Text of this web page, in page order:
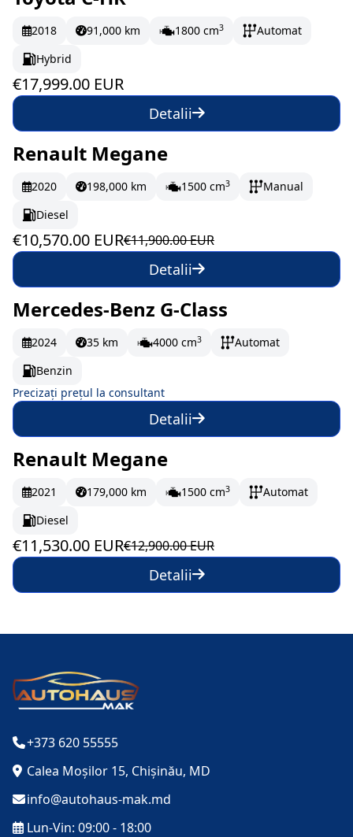
În stoc 299.98 EUR/lună
2018 91,000 km 1800 cm3
Automat
Hybrid
€17,999.00 EUR
Detalii
În stoc 176.17 EUR/lună
Renault Megane
2020 198,000 km 1500 cm3
Manual
Diesel
€10,570.00 EUR€11,900.00 EUR
Detalii
La comandă
Mercedes-Benz G-Class
2024 35 km 4000 cm3
Automat
Benzin
Precizați prețul la consultant
Detalii
În stoc 192.17 EUR/lună
Renault Megane
2021 179,000 km 1500 cm3
Automat
Diesel
€11,530.00 EUR€12,900.00 EUR
Detalii
+373 620 55555
Calea Moșilor 15, Chișinău, MD
info@autohaus-mak.md
Lun-Vin: 09:00 - 18:00